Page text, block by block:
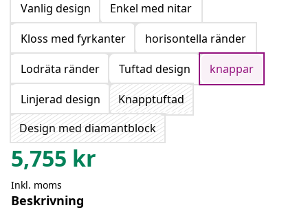
Vanlig design
Enkel med nitar
Kloss med fyrkanter
horisontella ränder
Lodräta ränder
Tuftad design
knappar
Linjerad design
Knapptuftad
Design med diamantblock
5,755 kr
Inkl. moms
Beskrivning